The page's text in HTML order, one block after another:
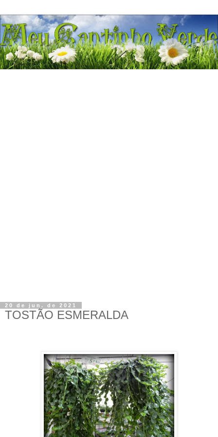
20 de jun. de 2021
TOSTÃO ESMERALDA